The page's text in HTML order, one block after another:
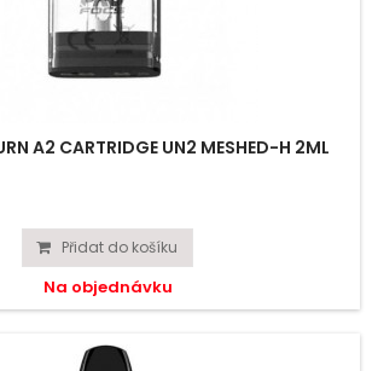
A2 CARTRIDGE UN2 MESHED-H 2ML
Přidat do košíku
Na objednávku